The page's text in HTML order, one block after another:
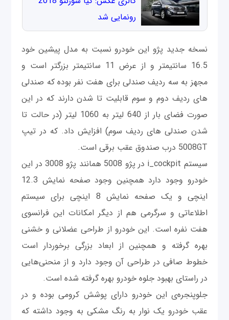
رونمایی شد
نسخه جدید پژو این خودرو نسبت به مدل پیشین خود
16.5 سانتیمتر و از عرض 11 سانتیمتر بزرگتر است و
مجهز به سه ردیف صندلی برای هفت نفر بوده که صندلی
های ردیف دوم و سوم قابلیت تا شدن دارند که در این
صورت فضای بار از 640 لیتر به 1060 لیتر (در حالت تا
شدن صندلی های ردیف سوم) افزایش داد. که در تیپ
5008GT درب صندوق عقب برقی است.
سیستم i_cockpit در پژو 5008 همانند پژو 3008 در این
خودرو وجود دارد همچنین وجود صفحه نمایش 12.3
اینچی و یک صفحه نمایش 8 اینچی برای سیستم
اطلاعاتی و سرگرمی هم از دیگر امکانات این فرانسوی
هفت نفره است. این خودرو از طراحی عضلانی و خشنی
بهره گرفته و همچنین از ابعاد بزرگی برخوردار است
خطوط صافی در طراحی آن وجود دارد و از منحنی‌هایی
در راستای بهبود جلوه خودرو بهره گرفته شده است.
جلوپنجره‌ی این خودرو دارای پوشش کرومی بوده و در
عقب خودرو یک نوار به رنگ مشکی به وجود داشته که